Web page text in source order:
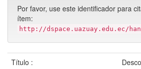
Por favor, use este identificador para
ítem:
http://dspace.uazuay.edu.ec/
Título :